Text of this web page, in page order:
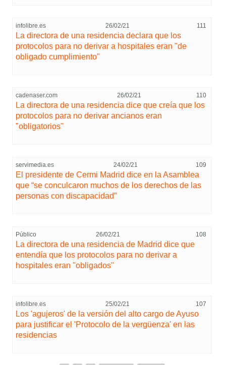
infolibre.es 26/02/21 111
La directora de una residencia declara que los
protocolos para no derivar a hospitales eran "de
obligado cumplimiento"
cadenaser.com 26/02/21 110
La directora de una residencia dice que creía que los
protocolos para no derivar ancianos eran
"obligatorios"
servimedia.es 24/02/21 109
El presidente de Cermi Madrid dice en la Asamblea
que “se conculcaron muchos de los derechos de las
personas con discapacidad”
Público 26/02/21 108
La directora de una residencia de Madrid dice que
entendía que los protocolos para no derivar a
hospitales eran "obligados"
infolibre.es 25/02/21 107
Los 'agujeros' de la versión del alto cargo de Ayuso
para justificar el 'Protocolo de la vergüenza' en las
residencias